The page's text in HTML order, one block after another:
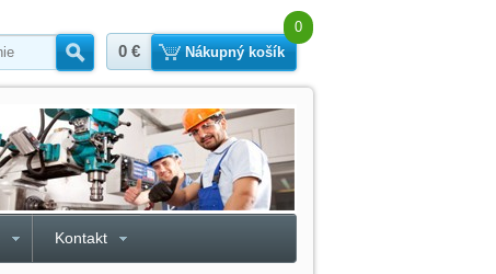
Hľadať
0 €
0
Nákupný košík
Kontakt